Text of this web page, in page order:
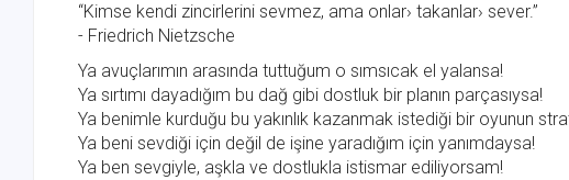
“Kimse kendi zincirlerini sevmez, ama onlar› takanlar› sever.”
- Friedrich Nietzsche
Ya avuçlarımın arasında tuttuğum o sımsıcak el yalansa!
Ya sırtımı dayadığım bu dağ gibi dostluk bir planın parçasıysa!
Ya benimle kurduğu bu yakınlık kazanmak istediği bir oyunun
Ya beni sevdiği için değil de işine yaradığım için yanımdaysa!
Ya ben sevgiyle, aşkla ve dostlukla istismar ediliyorsam!